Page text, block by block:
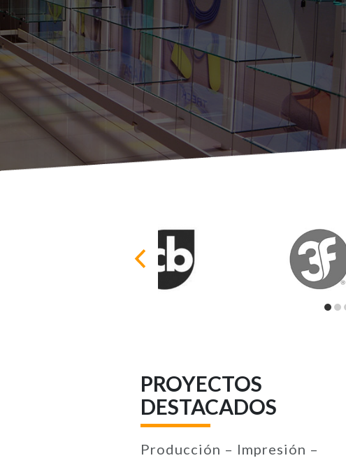
PROYECTOS
DESTACADOS
Producción – Impresión –